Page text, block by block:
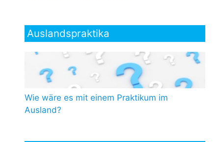
Auslandspraktika
Wie wäre es mit einem Praktikum im
Ausland?